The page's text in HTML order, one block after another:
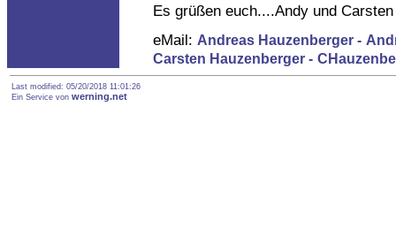
Es grüßen euch....Andy und Carsten
eMail: Andreas Hauzenberger -
Carsten Hauzenberger -
Last modified: 05/20/2018 11:01:26
Ein Service von werning.net